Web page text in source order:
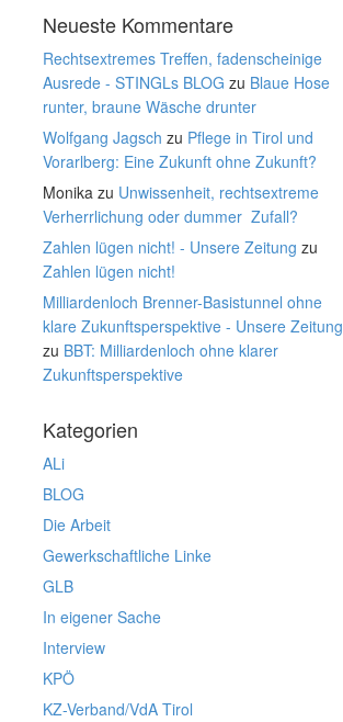
Neueste Kommentare
Rechtsextremes Treffen, fadenscheinige
Ausrede - STINGLs BLOG zu Blaue Hose
runter, braune Wäsche drunter
Wolfgang Jagsch zu Pflege in Tirol und
Vorarlberg: Eine Zukunft ohne Zukunft?
Monika zu Unwissenheit, rechtsextreme
Verherrlichung oder dummer Zufall?
Zahlen lügen nicht! - Unsere Zeitung zu
Zahlen lügen nicht!
Milliardenloch Brenner-Basistunnel ohne
klare Zukunftsperspektive - Unsere Zeitung
zu BBT: Milliardenloch ohne klarer
Zukunftsperspektive
Kategorien
ALi
BLOG
Die Arbeit
Gewerkschaftliche Linke
GLB
In eigener Sache
Interview
KPÖ
KZ-Verband/VdA Tirol